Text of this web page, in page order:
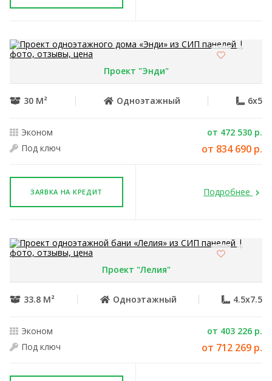
Проект "Энди"
30 М² Одноэтажный 6x5
Эконом
от 472 530 р.
Под ключ
от 834 690 р.
ЗАЯВКА НА КРЕДИТ Подробнее
Проект "Лелия"
33.8 М² Одноэтажный 4.5x7.5
Эконом
от 403 226 р.
Под ключ
от 712 269 р.